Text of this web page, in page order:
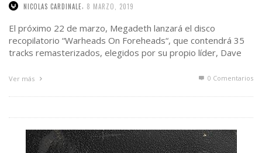
NICOLAS CARDINALE 8 MARZO, 2019
El próximo 22 de marzo, Megadeth lanzará el disco
recopilatorio “Warheads On Foreheads“, que contendrá 35
tracks remasterizados, elegidos por su propio líder, Dave
Ver más 0 Comentarios